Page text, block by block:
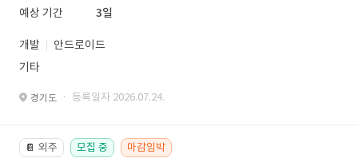
예상 기간
3일
개발
안드로이드
기타
경기도 · 등록일자 2026.07.24.
📔 외주 모집 중 마감임박